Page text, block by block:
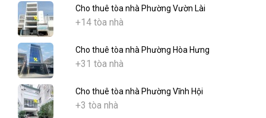
Cho thuê tòa nhà Phường Vườn Lài
+14 tòa nhà
Cho thuê tòa nhà Phường Hòa Hưng
+31 tòa nhà
Cho thuê tòa nhà Phường Vĩnh Hội
+3 tòa nhà